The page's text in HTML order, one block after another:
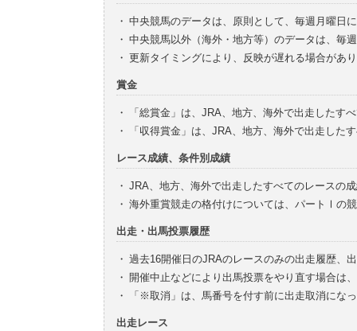
・ 中央競馬のデータは、原則として、毎週月曜日
・ 中央競馬以外（海外・地方等）のデータは、毎
・ 更新タイミングにより、反映が遅れる場合があ
賞金
・
「総賞金」は、JRA、地方、海外で出走したす
・
「収得賞金」は、JRA、地方、海外で出走した
レース成績、条件別成績
・ JRA、地方、海外で出走したすべてのレースの
・ 海外重賞競走の格付けについては、パートⅠの
出走・出馬投票履歴
・ 過去16開催日のJRAのレースのみの出走履歴、
・ 開催中止などにより出馬投票をやり直す場合は
・
「※取消」は、馬番号を付す前に出走取消にな
出走レース